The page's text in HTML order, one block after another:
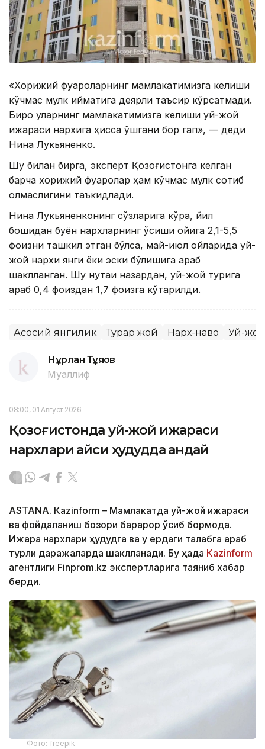
«Хорижий фуқароларнинг мамлакатимизга келиши
кўчмас мулк қийматига деярли таъсир кўрсатмади.
Бироқ уларнинг мамлакатимизга келиши уй-жой
ижараси нархига ҳисса қўшгани бор гап», — деди
Нина Лукьяненко.
Шу билан бирга, эксперт Қозоғистонга келган
барча хорижий фуқаролар ҳам кўчмас мулк сотиб
олмаслигини таъкидлади.
Нина Лукьяненконинг сўзларига кўра, йил
бошидан буён нархларнинг ўсиши ойига 2,1-5,5
фоизни ташкил этган бўлса, май-июл ойларида уй-
жой нархи янги ёки эски бўлишига қараб
шаклланган. Шу нуқтаи назардан, уй-жой турига
қараб 0,4 фоиздан 1,7 фоизга кўтарилди.
Асосий янгилик Турар жой Нарх-наво Уй-жой
Нұрлан Тұяқов
Муаллиф
08:00, 01 Август 2026
Қозоғистонда уй-жой ижараси
нархлари қайси ҳудудда қандай
ASTANА. Кazinform – Мамлакатда уй-жой ижараси
ва фойдаланиш бозори барқарор ўсиб бормоқда.
Ижара нархлари ҳудудга ва у ердаги талабга қараб
турли даражаларда шаклланади. Бу ҳақда Кazinform
агентлиги Finprom.kz экспертларига таяниб хабар
берди.
Фото: freepik